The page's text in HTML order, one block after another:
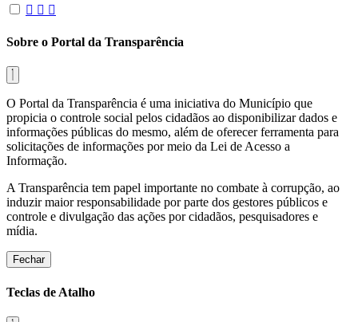
Sobre o Portal da Transparência
O Portal da Transparência é uma iniciativa do Município que
propicia o controle social pelos cidadãos ao disponibilizar dados e
informações públicas do mesmo, além de oferecer ferramenta para
solicitações de informações por meio da Lei de Acesso a
Informação.
A Transparência tem papel importante no combate à corrupção, ao
induzir maior responsabilidade por parte dos gestores públicos e
controle e divulgação das ações por cidadãos, pesquisadores e
mídia.
Fechar
Teclas de Atalho